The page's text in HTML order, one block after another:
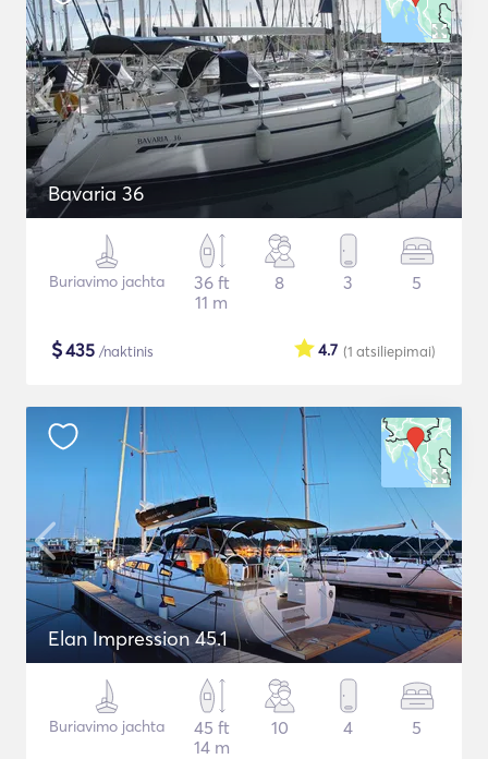
Bavaria 36
Buriavimo jachta
36 ft
11 m
8 3 5
$435 /naktinis (1 atsiliepimai)
4.7
Elan Impression 45.1
Buriavimo jachta
45 ft
14 m
10 4 5